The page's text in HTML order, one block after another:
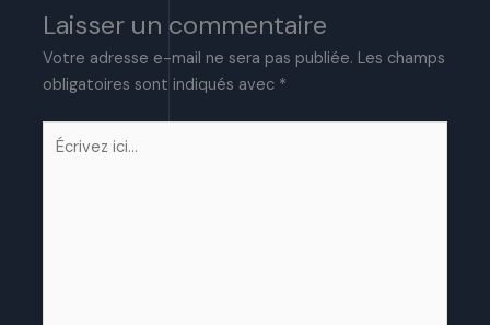
Laisser un commentaire
Votre adresse e-mail ne sera pas publiée. Les champs
obligatoires sont indiqués avec *
Écrivez